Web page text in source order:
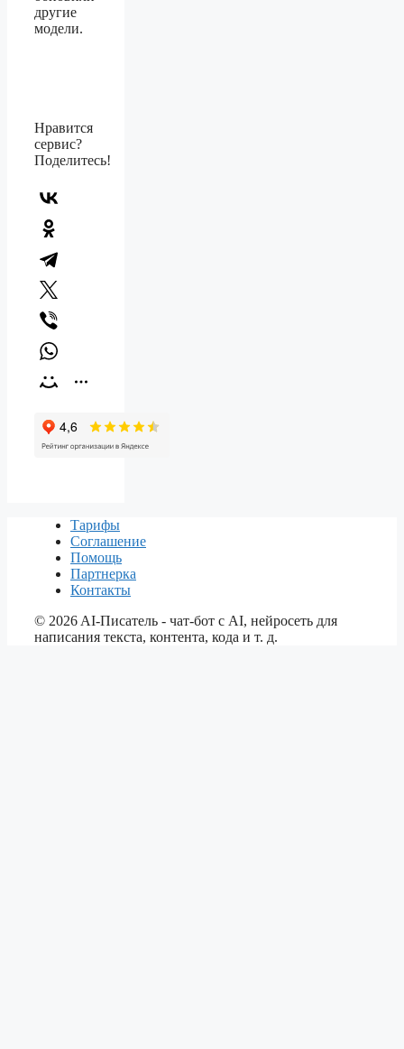
другие
модели.
Нравится
сервис?
Поделитесь!
Тарифы
Соглашение
Помощь
Партнерка
Контакты
© 2026 AI-Писатель - чат-бот с AI, нейросеть для
написания текста, контента, кода и т. д.